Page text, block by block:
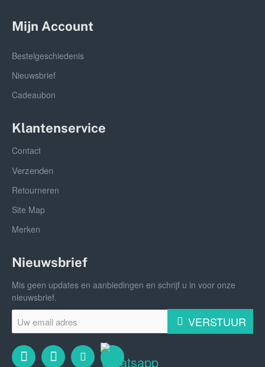
Mijn Account
Bestelgeschiedenis
Nieuwsbrief
Cadeaubon
Klantenservice
Contact
Verzenden
Retourneren
Site Map
Merken
Nieuwsbrief
Mis geen updates en aanbiedingen en schrijf u in voor onze
nieuwsbrief.
Uw
email
adres
VERSTUUR